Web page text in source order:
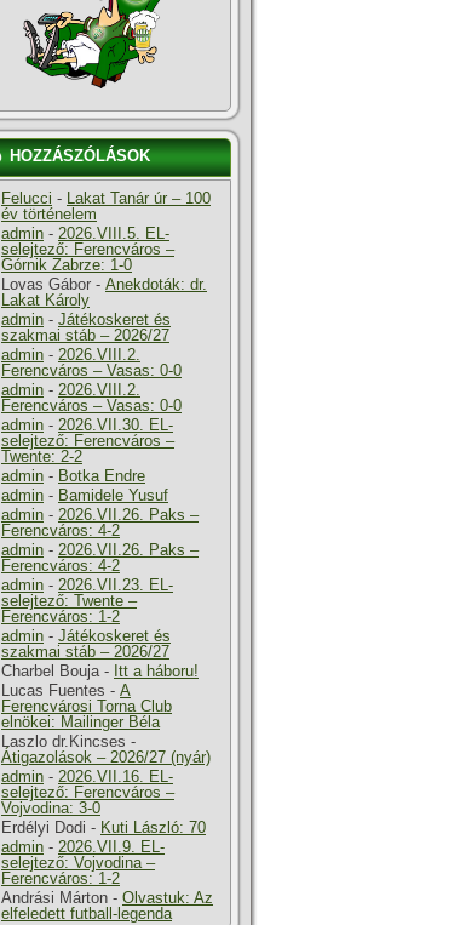
HOZZÁSZÓLÁSOK
Felucci - Lakat Tanár úr – 100
év történelem
admin - 2026.VIII.5. EL-
selejtező: Ferencváros –
Górnik Zabrze: 1-0
Lovas Gábor - Anekdoták: dr.
Lakat Károly
admin - Játékoskeret és
szakmai stáb – 2026/27
admin - 2026.VIII.2.
Ferencváros – Vasas: 0-0
admin - 2026.VIII.2.
Ferencváros – Vasas: 0-0
admin - 2026.VII.30. EL-
selejtező: Ferencváros –
Twente: 2-2
admin - Botka Endre
admin - Bamidele Yusuf
admin - 2026.VII.26. Paks –
Ferencváros: 4-2
admin - 2026.VII.26. Paks –
Ferencváros: 4-2
admin - 2026.VII.23. EL-
selejtező: Twente –
Ferencváros: 1-2
admin - Játékoskeret és
szakmai stáb – 2026/27
Charbel Bouja- Itt a háboru!
Lucas Fuentes - A
Ferencvárosi Torna Club
elnökei: Mailinger Béla
Laszlo dr.Kincses -
Átigazolások – 2026/27 (nyár)
admin - 2026.VII.16. EL-
selejtező: Ferencváros –
Vojvodina: 3-0
Erdélyi Dodi - Kuti László: 70
admin - 2026.VII.9. EL-
selejtező: Vojvodina –
Ferencváros: 1-2
Andrási Márton - Olvastuk: Az
elfeledett futball-legenda